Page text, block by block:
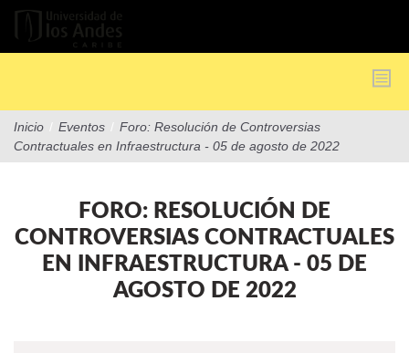
Pasar
Inicio / Eventos / Foro: Resolución de Controversias
Contractuales en Infraestructura - 05 de agosto de 2022
FORO: RESOLUCIÓN DE
CONTROVERSIAS CONTRACTUALES
EN INFRAESTRUCTURA - 05 DE
AGOSTO DE 2022